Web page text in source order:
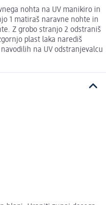
nohta na UV manikiro in
1 matiraš naravne nohte in
Z grobo stranjo 2 odstraniš
plast laka narediš
na UV odstranjevalcu